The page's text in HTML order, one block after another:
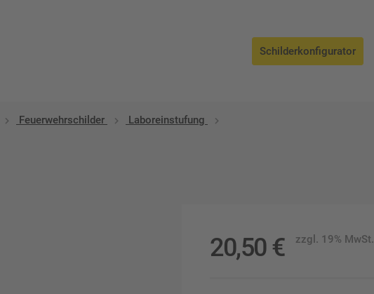
Schilderkonfigurator
Feuerwehrschilder Laboreinstufung
20,50 € zzgl. 19% MwSt.